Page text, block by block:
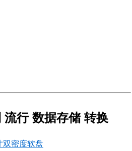
流行 数据存储 转换
双密度软盘